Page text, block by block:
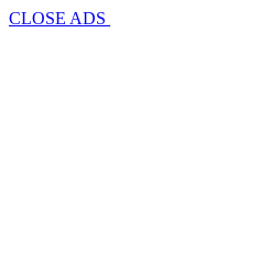
CLOSE ADS